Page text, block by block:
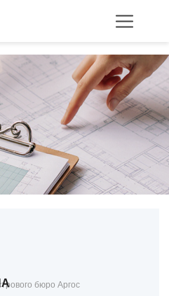
Технические планы
Межевание
Перепланировка
бюро Аргос